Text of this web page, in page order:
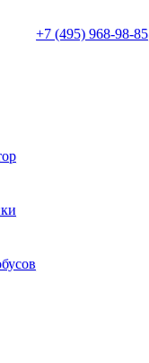
+7 (495) 968-98-85